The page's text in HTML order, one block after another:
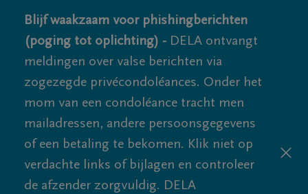
Blijf waakzaam voor phishingberichten
(poging tot oplichting) - DELA ontvangt
meldingen over valse berichten via
zogezegde privécondoléances. Onder het
mom van een condoléance tracht men
mailadressen, andere persoonsgegevens
of een betaling te bekomen. Klik niet op
verdachte links of bijlagen en controleer
de afzender zorgvuldig. DELA